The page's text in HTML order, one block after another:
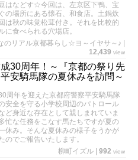
はなどす☆今回は、左京区下鴨、宝
の場所にある懐石、和食店。土鍋炊
は秋の味覚松茸付き。それを比較的
に食べられる穴場店。
のリアル京都暮らし☆ヨ～イヤサ～♪
12,439 view
30周年！～『京都の祭り先
安騎馬隊の夏休みを訪問～
周年を迎えた京都府警察平安騎馬隊
安全を守る小学校周辺のパトロール
ど身近な存在として親しまれていま
忙な任務をこなす馬たちですが夏の
休み。そんな夏休みの様子をうかが
のでご報告いたします。
柳町イズル
992 view